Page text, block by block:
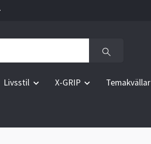
Livsstil X-GRIP Temakvällar